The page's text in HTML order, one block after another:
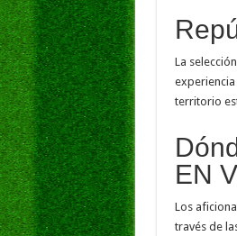
La
territorio
EN
Los
través de